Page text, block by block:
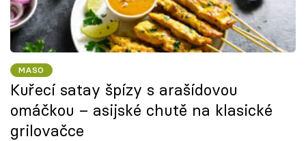
MASO
Kuřecí satay špízy s arašídovou
omáčkou – asijské chutě na klasické
grilovačce